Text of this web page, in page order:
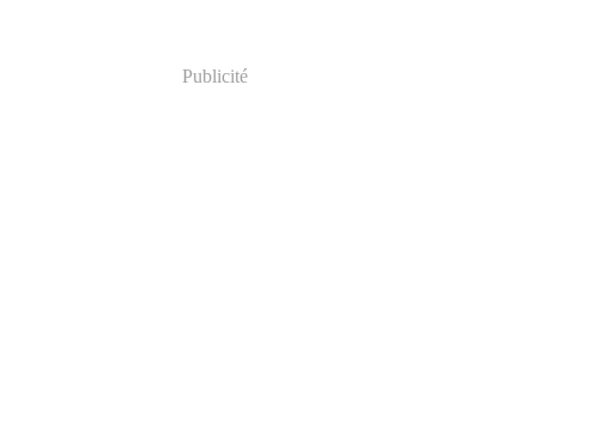
Publicité